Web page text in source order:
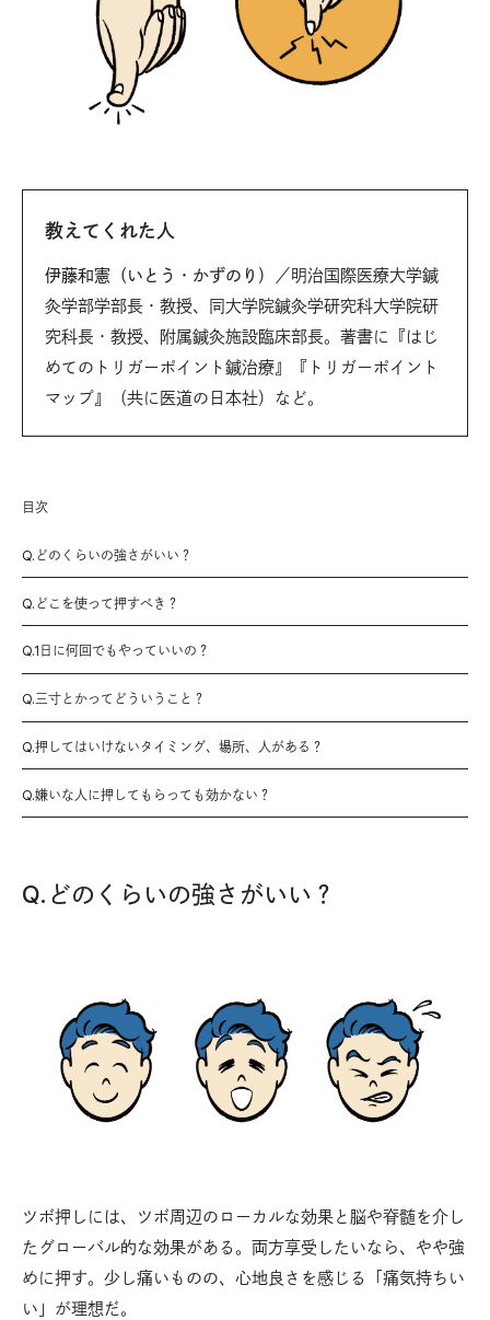
教えてくれた人
伊藤和憲（いとう・かずのり）
／明治国際医療大学鍼
灸学部学部長・教授、同大学院鍼灸学研究科大学院研
究科長・教授、附属鍼灸施設臨床部長。著書に『はじ
めてのトリガーポイント鍼治療』『トリガーポイント
マップ』（共に医道の日本社）など。
目次
Q.どのくらいの強さがいい？
Q.どこを使って押すべき？
Q.1日に何回でもやっていいの？
Q.三寸とかってどういうこと？
Q.押してはいけないタイミング、場所、人がある？
Q.嫌いな人に押してもらっても効かない？
Q.どのくらいの強さがいい？
ツボ押しには、ツボ周辺のローカルな効果と脳や脊髄を介し
たグローバル的な効果がある。両方享受したいなら、やや強
めに押す。少し痛いものの、心地良さを感じる「痛気持ちい
い」が理想だ。